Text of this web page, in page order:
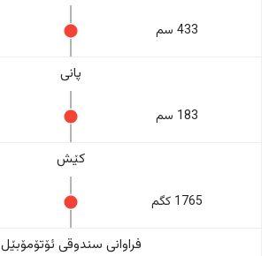
433 سم
پانی
183 سم
کێش
1765 کگم
فراوانی سندوقی ئۆتۆمۆبێل